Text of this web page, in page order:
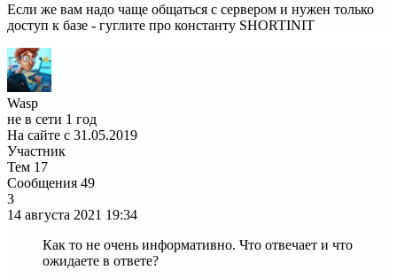
Если же вам надо чаще общаться с сервером и нужен только
доступ к базе - гуглите про константу SHORTINIT
Wasp
не в сети 1 год
На сайте с 31.05.2019
Участник
Тем 17
Сообщения 49
3
14 августа 2021 19:34
Как то не очень информативно. Что отвечает и что
ожидаете в ответе?